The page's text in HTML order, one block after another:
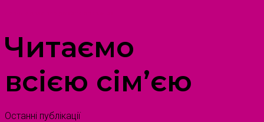
Читаємо
всією сім’єю
Останні публікації